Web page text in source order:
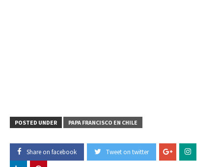
POSTED UNDER PAPA FRANCISCO EN CHILE
Share on facebook Tweet on twitter